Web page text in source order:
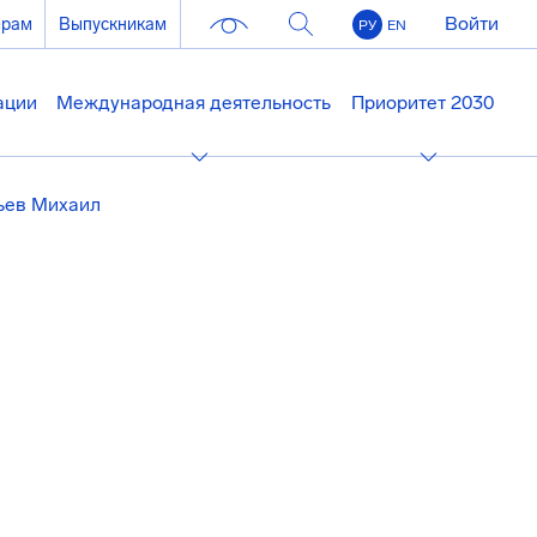
Выпускникам РУ EN Войти
Международная деятельность Приоритет 2030
Михаил